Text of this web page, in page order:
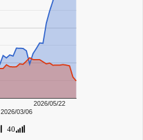
2026/03/06
2026/05/22
40